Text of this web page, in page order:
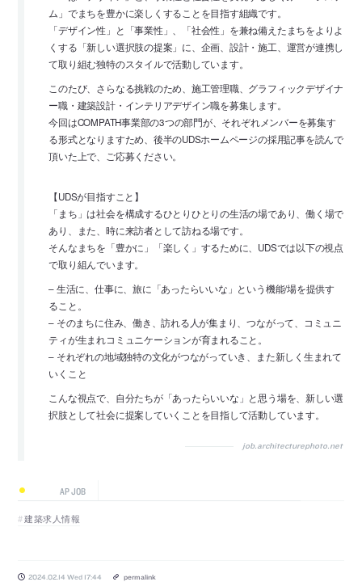
ム」でまちを豊かに楽しくすることを目指す組織です。
「デザイン性」と「事業性」、「社会性」を兼ね備えたまちをよりよ
くする「新しい選択肢の提案」に、企画、設計・施工、運営が連携し
て取り組む独特のスタイルで活動しています。
このたび、さらなる挑戦のため、施工管理職、グラフィックデザイナ
ー職・建築設計・インテリアデザイン職を募集します。
今回はCOMPATH事業部の3つの部門が、それぞれメンバーを募集す
る形式となりますため、後半のUDSホームページの採用記事を読んで
頂いた上で、ご応募ください。
【UDSが目指すこと】
「まち」は社会を構成するひとりひとりの生活の場であり、働く場で
あり、また、時に来訪者として訪ねる場です。
そんなまちを「豊かに」「楽しく」するために、UDSでは以下の視点
で取り組んでいます。
– 生活に、仕事に、旅に「あったらいいな」という機能/場を提供す
ること。
– そのまちに住み、働き、訪れる人が集まり、つながって、コミュニ
ティが生まれコミュニケーションが育まれること。
– それぞれの地域独特の文化がつながっていき、また新しく生まれて
いくこと
こんな視点で、自分たちが「あったらいいな」と思う場を、新しい選
択肢として社会に提案していくことを目指して活動しています。
job.architecturephoto.net
AP JOB
建築求人情報
2024.02.14 Wed 17:44 permalink